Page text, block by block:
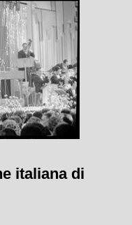
italiana di